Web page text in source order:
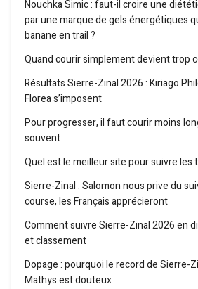
Nouchka Simic : faut-il croire une
par une marque de gels énergétiques
banane en trail ?
Quand courir simplement devient trop
Résultats Sierre-Zinal 2026 : Kiriago
Florea s’imposent
Pour progresser, il faut courir moins
souvent
Quel est le meilleur site pour suivre les
Sierre-Zinal : Salomon nous prive du
course, les Français apprécieront
Comment suivre Sierre-Zinal 2026 en
et classement
Dopage : pourquoi le record de Sierre-
Mathys est douteux